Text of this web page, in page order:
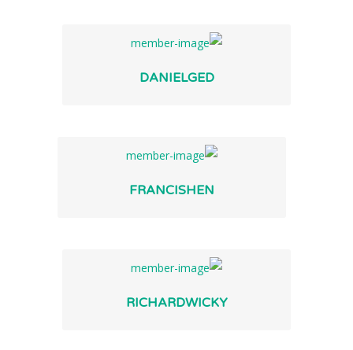
DANIELGED
FRANCISHEN
RICHARDWICKY